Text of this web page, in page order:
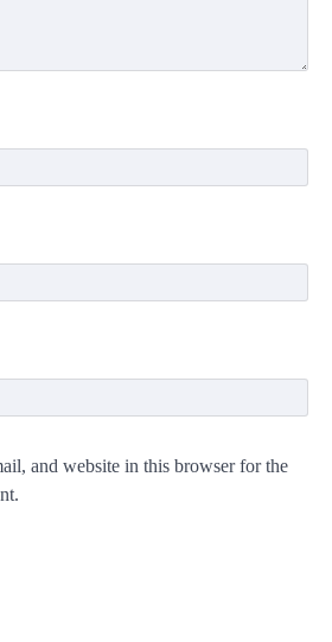
and website in this browser for the